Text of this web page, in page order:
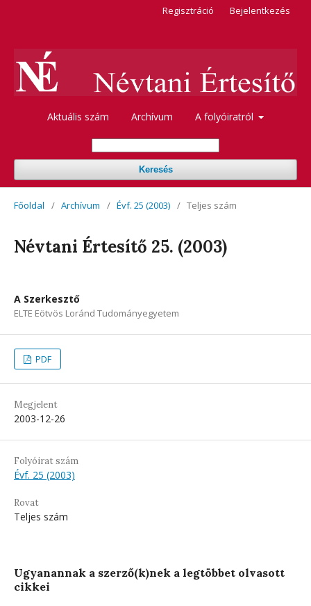
Aktuális szám Archívum A folyóiratról
Keresés
Regisztráció Bejelentkezés
Főoldal / Archívum / Évf. 25 (2003) / Teljes szám
Névtani Értesítő 25. (2003)
A Szerkesztő
ELTE Eötvös Loránd Tudományegyetem
PDF
Megjelent
2003-12-26
Folyóirat szám
Évf. 25 (2003)
Rovat
Teljes szám
Ugyanannak a szerző(k)nek a legtöbbet olvasott
cikkei